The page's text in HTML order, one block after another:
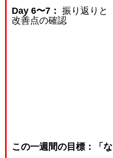
Day 6〜7： 振り返りと
改善点の確認
この一週間の目標：「